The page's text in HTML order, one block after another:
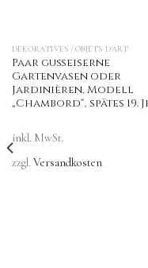
DEKORATIVES / OBJETS D'ART
Paar gußeiserne
Gartenvasen oder
Jardinièren, Modell
„Chambord“, spätes 19.
inkl. MwSt.
zzgl. Versandkosten